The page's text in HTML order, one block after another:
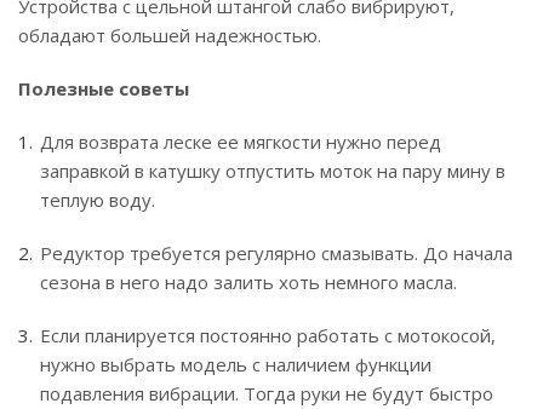
Устройства с цельной штангой слабо вибрируют,
обладают большей надежностью.
Полезные советы
Для возврата леске ее мягкости нужно перед
заправкой в катушку отпустить моток на пару мину в
теплую воду.
Редуктор требуется регулярно смазывать. До начала
сезона в него надо залить хоть немного масла.
Если планируется постоянно работать с мотокосой,
нужно выбрать модель с наличием функции
подавления вибрации. Тогда руки не будут быстро